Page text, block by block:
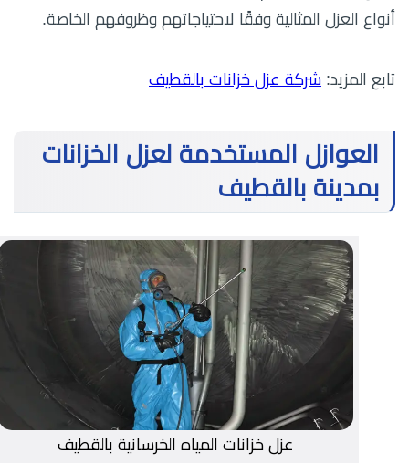
أنواع العزل المثالية وفقًا لاحتياجاتهم وظروفهم الخاصة.
تابع المزيد:شركة عزل خزانات بالقطيف
العوازل المستخدمة لعزل الخزانات
بمدينة بالقطيف
عزل خزانات المياه الخرسانية بالقطيف